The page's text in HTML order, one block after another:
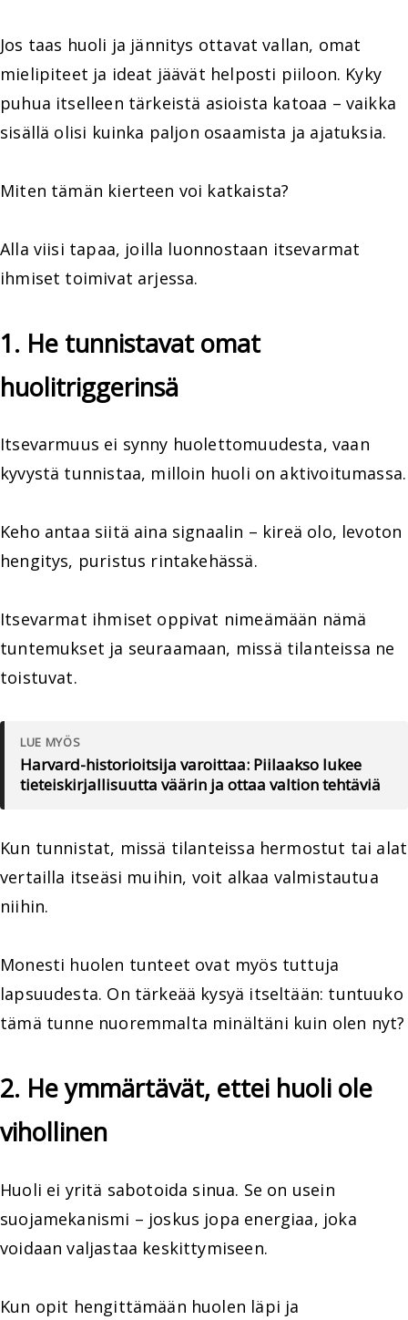
Jos taas huoli ja jännitys ottavat vallan, omat
mielipiteet ja ideat jäävät helposti piiloon. Kyky
puhua itselleen tärkeistä asioista katoaa – vaikka
sisällä olisi kuinka paljon osaamista ja ajatuksia.
Miten tämän kierteen voi katkaista?
Alla viisi tapaa, joilla luonnostaan itsevarmat
ihmiset toimivat arjessa.
1. He tunnistavat omat
huolitriggerinsä
Itsevarmuus ei synny huolettomuudesta, vaan
kyvystä tunnistaa, milloin huoli on aktivoitumassa.
Keho antaa siitä aina signaalin – kireä olo, levoton
hengitys, puristus rintakehässä.
Itsevarmat ihmiset oppivat nimeämään nämä
tuntemukset ja seuraamaan, missä tilanteissa ne
toistuvat.
LUE MYÖS
Harvard-historioitsija varoittaa: Piilaakso lukee
tieteiskirjallisuutta väärin ja ottaa valtion tehtäviä
Kun tunnistat, missä tilanteissa hermostut tai alat
vertailla itseäsi muihin, voit alkaa valmistautua
niihin.
Monesti huolen tunteet ovat myös tuttuja
lapsuudesta. On tärkeää kysyä itseltään: tuntuuko
tämä tunne nuoremmalta minältäni kuin olen nyt?
2. He ymmärtävät, ettei huoli ole
vihollinen
Huoli ei yritä sabotoida sinua. Se on usein
suojamekanismi – joskus jopa energiaa, joka
voidaan valjastaa keskittymiseen.
Kun opit hengittämään huolen läpi ja